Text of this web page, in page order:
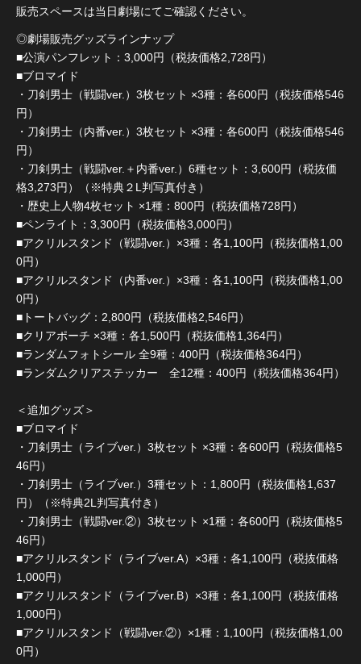
販売スペースは当日劇場にてご確認ください。
◎劇場販売グッズラインナップ
■公演パンフレット：3,000円（税抜価格2,728円）
■ブロマイド
・刀剣男士（戦闘ver.）3枚セット ×3種：各600円（税抜価格546
円）
・刀剣男士（内番ver.）3枚セット ×3種：各600円（税抜価格546
円）
・刀剣男士（戦闘ver.＋内番ver.）6種セット：3,600円（税抜価
格3,273円）（※特典２L判写真付き）
・歴史上人物4枚セット ×1種：800円（税抜価格728円）
■ペンライト：3,300円（税抜価格3,000円）
■アクリルスタンド（戦闘ver.）×3種：各1,100円（税抜価格1,00
0円）
■アクリルスタンド（内番ver.）×3種：各1,100円（税抜価格1,00
0円）
■トートバッグ：2,800円（税抜価格2,546円）
■クリアポーチ ×3種：各1,500円（税抜価格1,364円）
■ランダムフォトシール 全9種：400円（税抜価格364円）
■ランダムクリアステッカー 全12種：400円（税抜価格364円）
＜追加グッズ＞
■ブロマイド
・刀剣男士（ライブver.）3枚セット ×3種：各600円（税抜価格5
46円）
・刀剣男士（ライブver.）3種セット：1,800円（税抜価格1,637
円）（※特典2L判写真付き）
・刀剣男士（戦闘ver.②）3枚セット ×1種：各600円（税抜価格5
46円）
■アクリルスタンド（ライブver.A）×3種：各1,100円（税抜価格
1,000円）
■アクリルスタンド（ライブver.B）×3種：各1,100円（税抜価格
1,000円）
■アクリルスタンド（戦闘ver.②）×1種：1,100円（税抜価格1,00
0円）